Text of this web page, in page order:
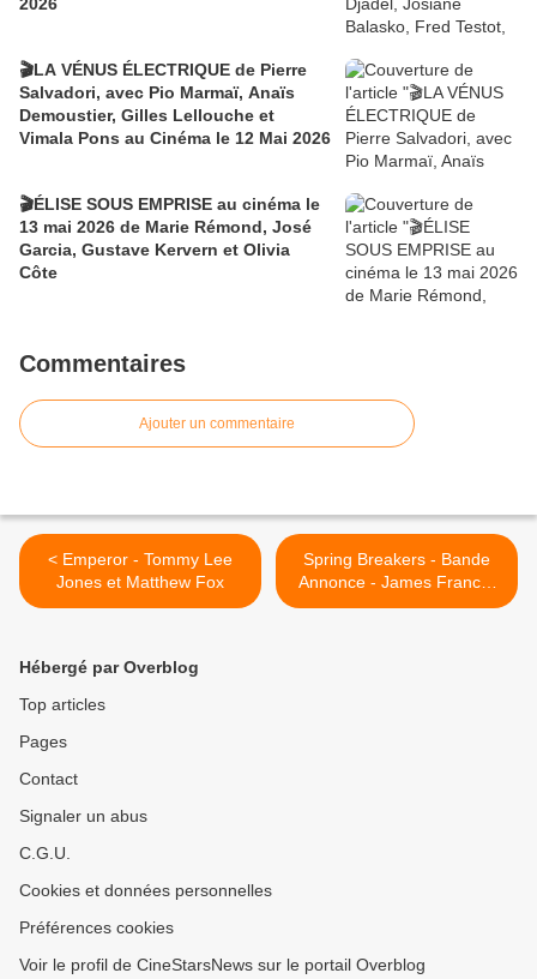
🎬LA VÉNUS ÉLECTRIQUE de Pierre
Salvadori, avec Pio Marmaï, Anaïs
Demoustier, Gilles Lellouche et
Vimala Pons au Cinéma le 12 Mai 2026
🎬ÉLISE SOUS EMPRISE au cinéma le
13 mai 2026 de Marie Rémond, José
Garcia, Gustave Kervern et Olivia
Côte
Commentaires
Ajouter un commentaire
< Emperor - Tommy Lee
Jones et Matthew Fox
Spring Breakers - Bande
Annonce - James Franco,
Vanessa Hudgens, Rachel
Hébergé par Overblog
Top articles
Pages
Contact
Signaler un abus
C.G.U.
Cookies et données personnelles
Préférences cookies
Voir le profil de CineStarsNews sur le portail Overblog